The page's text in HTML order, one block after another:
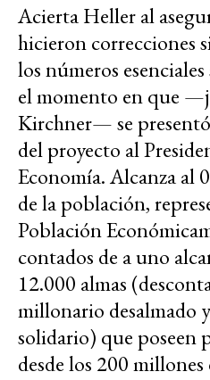
Acierta Heller al
hicieron correcciones
los números
el momento en que
Kirchner— se
del proyecto al
Economía. Alcanza al
de la población,
Población
contados de a uno
12.000 almas
millonario desalmado
solidario) que poseen
desde los 200